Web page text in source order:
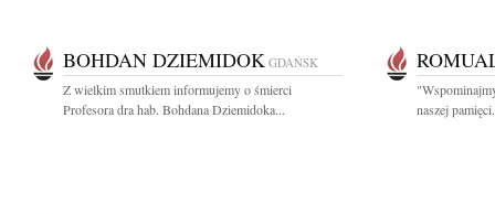
BOHDAN DZIEMIDOK GDAŃSK
Z wielkim smutkiem informujemy o śmierci
Profesora dra hab. Bohdana Dziemidoka...
naszej